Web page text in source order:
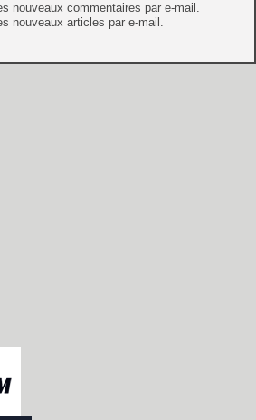
nouveaux commentaires par e-mail.
nouveaux articles par e-mail.